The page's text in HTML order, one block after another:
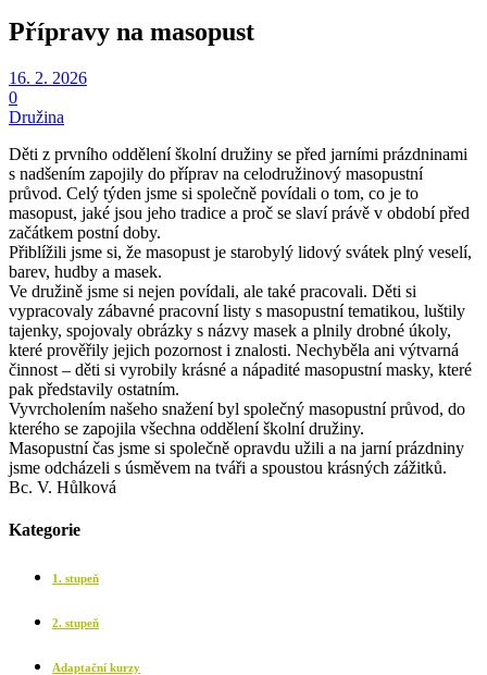
Přípravy na masopust
16. 2. 2026
0
Družina
Děti z prvního oddělení školní družiny se před jarními prázdninami
s nadšením zapojily do příprav na celodružinový masopustní
průvod. Celý týden jsme si společně povídali o tom, co je to
masopust, jaké jsou jeho tradice a proč se slaví právě v období před
začátkem postní doby.
Přiblížili jsme si, že masopust je starobylý lidový svátek plný veselí,
barev, hudby a masek.
Ve družině jsme si nejen povídali, ale také pracovali. Děti si
vypracovaly zábavné pracovní listy s masopustní tematikou, luštily
tajenky, spojovaly obrázky s názvy masek a plnily drobné úkoly,
které prověřily jejich pozornost i znalosti. Nechyběla ani výtvarná
činnost – děti si vyrobily krásné a nápadité masopustní masky, které
pak představily ostatním.
Vyvrcholením našeho snažení byl společný masopustní průvod, do
kterého se zapojila všechna oddělení školní družiny.
Masopustní čas jsme si společně opravdu užili a na jarní prázdniny
jsme odcházeli s úsměvem na tváři a spoustou krásných zážitků.
Bc. V. Hůlková
Kategorie
1. stupeň
2. stupeň
Adaptační kurzy